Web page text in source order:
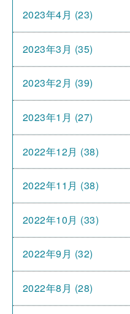
2023年4月 (23)
2023年3月 (35)
2023年2月 (39)
2023年1月 (27)
2022年12月 (38)
2022年11月 (38)
2022年10月 (33)
2022年9月 (32)
2022年8月 (28)